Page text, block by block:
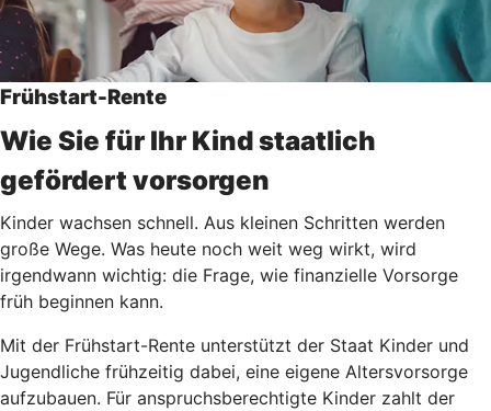
Frühstart-Rente
Wie Sie für Ihr Kind staatlich
gefördert vorsorgen
Kinder wachsen schnell. Aus kleinen Schritten werden
große Wege. Was heute noch weit weg wirkt, wird
irgendwann wichtig: die Frage, wie finanzielle Vorsorge
früh beginnen kann.
Mit der Frühstart-Rente unterstützt der Staat Kinder und
Jugendliche frühzeitig dabei, eine eigene Altersvorsorge
aufzubauen. Für anspruchsberechtigte Kinder zahlt der